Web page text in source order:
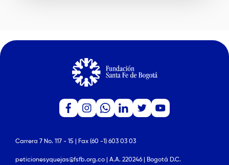
Carrera 7 No. 117 - 15 | Fax (60 -1) 603 03 03
peticionesyquejas@fsfb.org.co | A.A. 220246 | Bogotá D.C.